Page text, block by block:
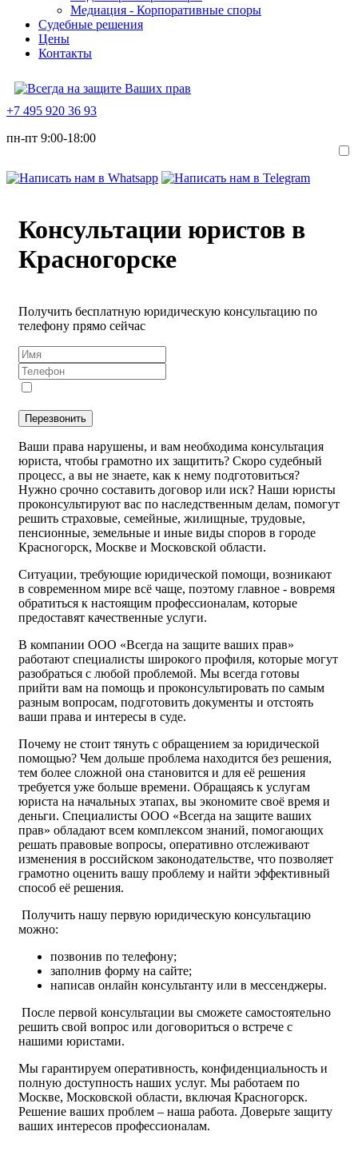
Медиация - Корпоративные споры
Судебные решения
Цены
Контакты
+7 495 920 36 93
пн-пт 9:00-18:00
Консультации юристов в
Красногорске
Получить бесплатную юридическую консультацию по
телефону прямо сейчас
Перезвонить
Ваши права нарушены, и вам необходима консультация
юриста, чтобы грамотно их защитить? Скоро судебный
процесс, а вы не знаете, как к нему подготовиться?
Нужно срочно составить договор или иск? Наши юристы
проконсультируют вас по наследственным делам, помогут
решить страховые, семейные, жилищные, трудовые,
пенсионные, земельные и иные виды споров в городе
Красногорск, Москве и Московской области.
Ситуации, требующие юридической помощи, возникают
в современном мире всё чаще, поэтому главное - вовремя
обратиться к настоящим профессионалам, которые
предоставят качественные услуги.
В компании ООО «Всегда на защите ваших прав»
работают специалисты широкого профиля, которые могут
разобраться с любой проблемой. Мы всегда готовы
прийти вам на помощь и проконсультировать по самым
разным вопросам, подготовить документы и отстоять
ваши права и интересы в суде.
Почему не стоит тянуть с обращением за юридической
помощью? Чем дольше проблема находится без решения,
тем более сложной она становится и для её решения
требуется уже больше времени. Обращаясь к услугам
юриста на начальных этапах, вы экономите своё время и
деньги. Специалисты ООО «Всегда на защите ваших
прав» обладают всем комплексом знаний, помогающих
решать правовые вопросы, оперативно отслеживают
изменения в российском законодательстве, что позволяет
грамотно оценить вашу проблему и найти эффективный
способ её решения.
Получить нашу первую юридическую консультацию
можно:
позвонив по телефону;
заполнив форму на сайте;
написав онлайн консультанту или в мессенджеры.
После первой консультации вы сможете самостоятельно
решить свой вопрос или договориться о встрече с
нашими юристами.
Мы гарантируем оперативность, конфиденциальность и
полную доступность наших услуг. Мы работаем по
Москве, Московской области, включая Красногорск.
Решение ваших проблем – наша работа. Доверьте защиту
ваших интересов профессионалам.